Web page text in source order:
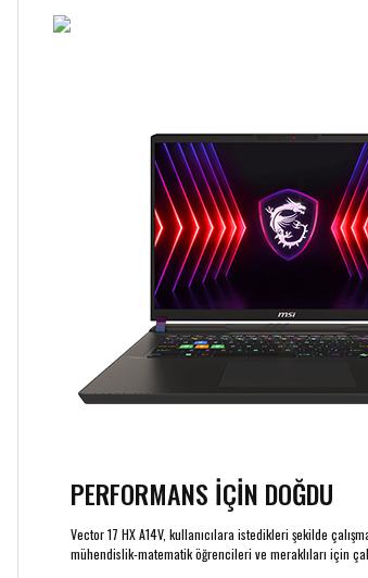
PERFORMANS İÇİN DOĞDU
Vector 17 HX A14V, kullanıcılara istedikleri şekilde
mühendislik-matematik öğrencileri ve meraklıları için